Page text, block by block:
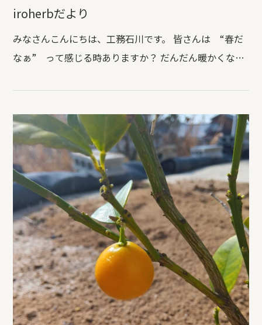
iroherbだより
みなさんこんにちは、工務石川です。 皆さんは “春だ
なぁ” って感じる時ありますか？ だんだん暖かくなっ
のでは？ 今月から朝掃除がiroherbの庭の掃除当番にな
った私は毎日つぼみから花になる木々を 眺めながら過
ごしております。 これから雑草も増えてくるので、草抜
きなどしてると・・・